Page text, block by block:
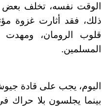
الوقت نفسه، تخلف بعض
ذلك، فقد أثارت غزوة
قلوب الرومان،
المسلمين.
اليوم، يجب على قادة
بينما يجلسون بلا حراك